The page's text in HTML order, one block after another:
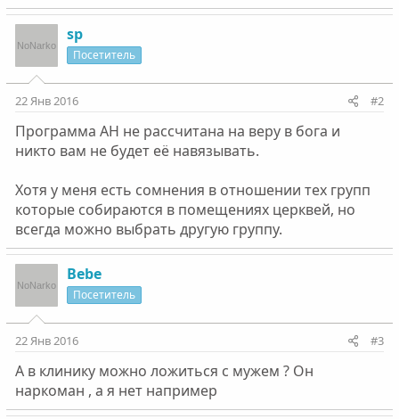
sp
Посетитель
22 Янв 2016 #2
Программа АН не рассчитана на веру в бога и
никто вам не будет её навязывать.
Хотя у меня есть сомнения в отношении тех групп
которые собираются в помещениях церквей, но
всегда можно выбрать другую группу.
Bebe
Посетитель
22 Янв 2016 #3
А в клинику можно ложиться с мужем ? Он
наркоман , а я нет например